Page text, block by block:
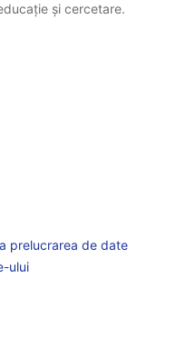
și cercetare.
prelucrarea de date
ului